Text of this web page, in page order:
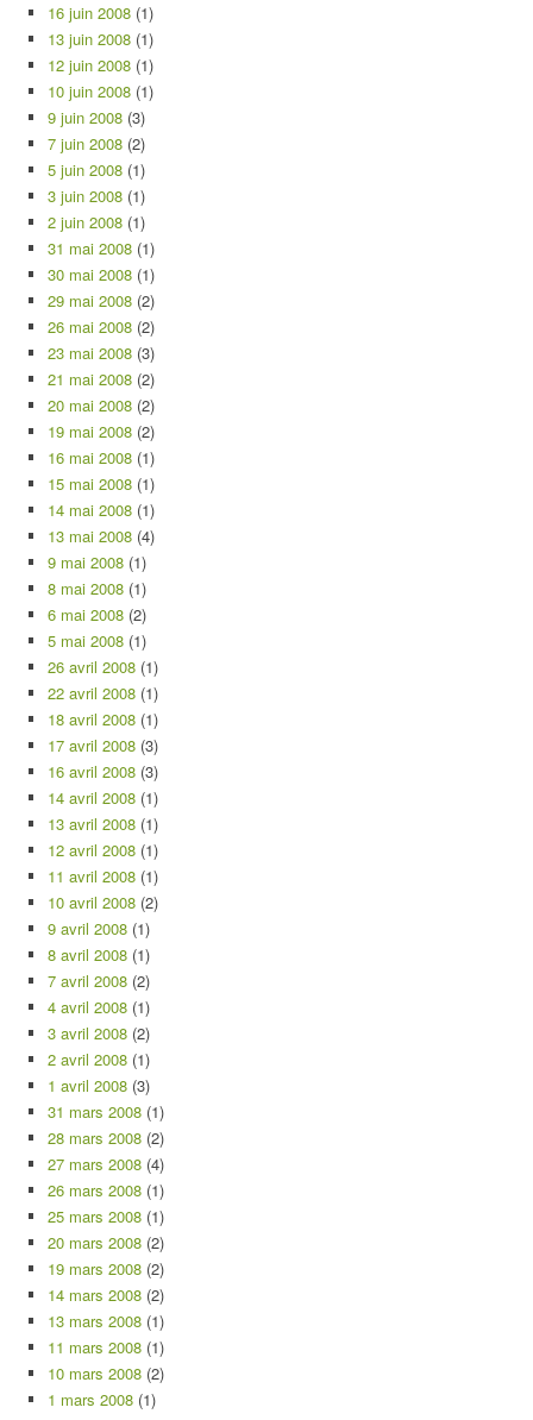
16 juin 2008 (1)
13 juin 2008 (1)
12 juin 2008 (1)
10 juin 2008 (1)
9 juin 2008 (3)
7 juin 2008 (2)
5 juin 2008 (1)
3 juin 2008 (1)
2 juin 2008 (1)
31 mai 2008 (1)
30 mai 2008 (1)
29 mai 2008 (2)
26 mai 2008 (2)
23 mai 2008 (3)
21 mai 2008 (2)
20 mai 2008 (2)
19 mai 2008 (2)
16 mai 2008 (1)
15 mai 2008 (1)
14 mai 2008 (1)
13 mai 2008 (4)
9 mai 2008 (1)
8 mai 2008 (1)
6 mai 2008 (2)
5 mai 2008 (1)
26 avril 2008 (1)
22 avril 2008 (1)
18 avril 2008 (1)
17 avril 2008 (3)
16 avril 2008 (3)
14 avril 2008 (1)
13 avril 2008 (1)
12 avril 2008 (1)
11 avril 2008 (1)
10 avril 2008 (2)
9 avril 2008 (1)
8 avril 2008 (1)
7 avril 2008 (2)
4 avril 2008 (1)
3 avril 2008 (2)
2 avril 2008 (1)
1 avril 2008 (3)
31 mars 2008 (1)
28 mars 2008 (2)
27 mars 2008 (4)
26 mars 2008 (1)
25 mars 2008 (1)
20 mars 2008 (2)
19 mars 2008 (2)
14 mars 2008 (2)
13 mars 2008 (1)
11 mars 2008 (1)
10 mars 2008 (2)
1 mars 2008 (1)